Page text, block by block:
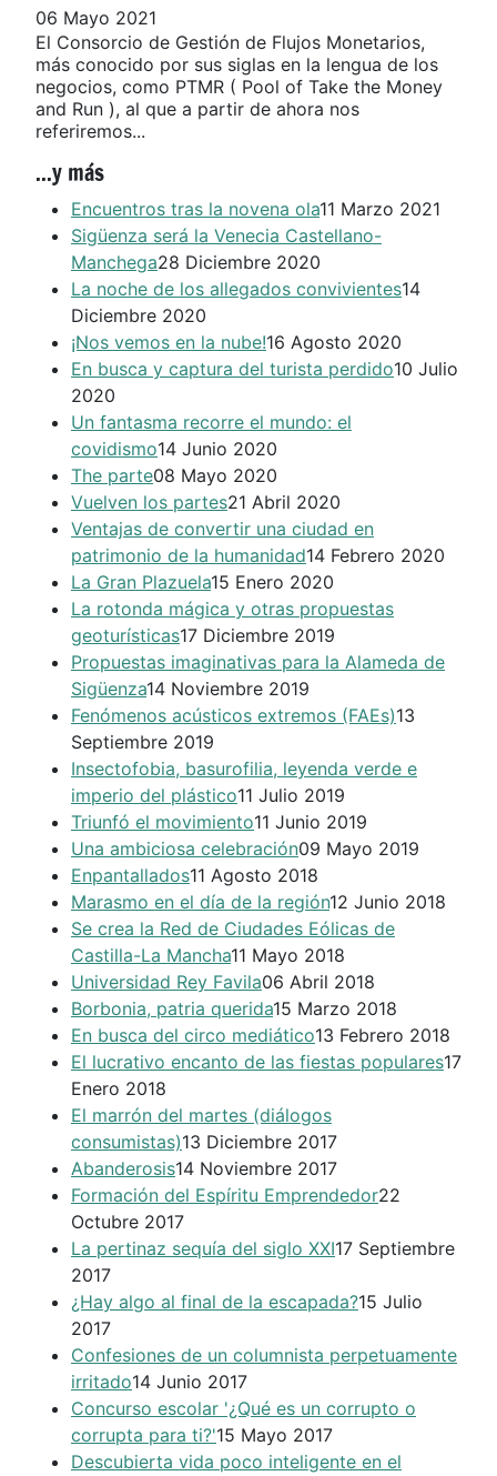
06 Mayo 2021
El Consorcio de Gestión de Flujos Monetarios,
más conocido por sus siglas en la lengua de los
negocios, como PTMR ( Pool of Take the Money
and Run ), al que a partir de ahora nos
referiremos...
...y más
Encuentros tras la novena ola11 Marzo 2021
Sigüenza será la Venecia Castellano-
Manchega28 Diciembre 2020
La noche de los allegados convivientes14
Diciembre 2020
¡Nos vemos en la nube!16 Agosto 2020
En busca y captura del turista perdido10 Julio
2020
Un fantasma recorre el mundo: el
covidismo14 Junio 2020
The parte08 Mayo 2020
Vuelven los partes21 Abril 2020
Ventajas de convertir una ciudad en
patrimonio de la humanidad14 Febrero 2020
La Gran Plazuela15 Enero 2020
La rotonda mágica y otras propuestas
geoturísticas17 Diciembre 2019
Propuestas imaginativas para la Alameda de
Sigüenza14 Noviembre 2019
Fenómenos acústicos extremos (FAEs)13
Septiembre 2019
Insectofobia, basurofilia, leyenda verde e
imperio del plástico11 Julio 2019
Triunfó el movimiento11 Junio 2019
Una ambiciosa celebración09 Mayo 2019
Enpantallados11 Agosto 2018
Marasmo en el día de la región12 Junio 2018
Se crea la Red de Ciudades Eólicas de
Castilla-La Mancha11 Mayo 2018
Universidad Rey Favila06 Abril 2018
Borbonia, patria querida15 Marzo 2018
En busca del circo mediático13 Febrero 2018
El lucrativo encanto de las fiestas populares17
Enero 2018
El marrón del martes (diálogos
consumistas)13 Diciembre 2017
Abanderosis14 Noviembre 2017
Formación del Espíritu Emprendedor22
Octubre 2017
La pertinaz sequía del siglo XXI17 Septiembre
2017
¿Hay algo al final de la escapada?15 Julio
2017
Confesiones de un columnista perpetuamente
irritado14 Junio 2017
Concurso escolar '¿Qué es un corrupto o
corrupta para ti?'15 Mayo 2017
Descubierta vida poco inteligente en el